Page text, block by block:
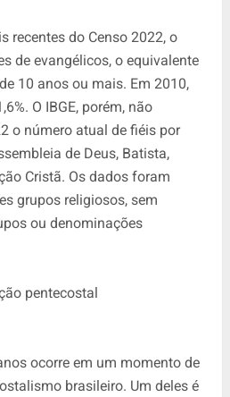
recentes do Censo 2022, o
de evangélicos, o equivalente
10 anos ou mais. Em 2010,
O IBGE, porém, não
o número atual de fiéis por
de Deus, Batista,
Cristã. Os dados foram
grupos religiosos, sem
ou denominações
pentecostal
ocorre em um momento de
brasileiro. Um deles é